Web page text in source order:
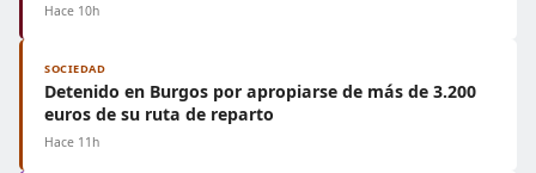
Hace 10h
SOCIEDAD
Detenido en Burgos por apropiarse de más de 3.200
euros de su ruta de reparto
Hace 11h